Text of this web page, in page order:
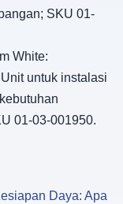
SKU 01-
White:
untuk instalasi
01-03-001950.
Daya: Apa